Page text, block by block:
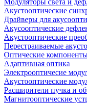
Модуляторы света и
Акустооптические
Драйверы для
Акусооптические
Акустооптические
Перестраиваемые
Оптические
Адаптивная оптика
Электрооптичесие
Акустооптические
Расширители пучка и
Магнитооптические